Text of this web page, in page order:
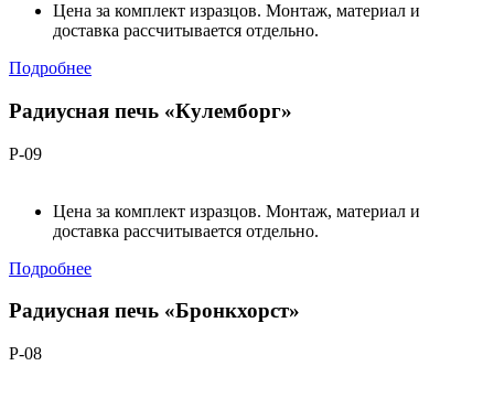
Цена за комплект изразцов. Монтаж, материал и
доставка рассчитывается отдельно.
Подробнее
Радиусная печь «Кулемборг»
Р-09
Цена за комплект изразцов. Монтаж, материал и
доставка рассчитывается отдельно.
Подробнее
Радиусная печь «Бронкхорст»
Р-08